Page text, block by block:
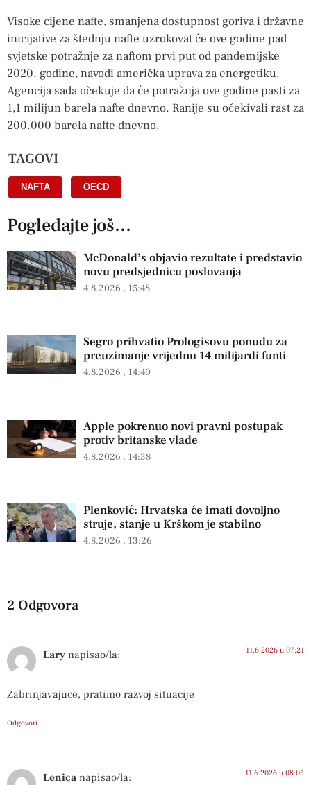
Visoke cijene nafte, smanjena dostupnost goriva i državne
inicijative za štednju nafte uzrokovat će ove godine pad
svjetske potražnje za naftom prvi put od pandemijske
2020. godine, navodi američka uprava za energetiku.
Agencija sada očekuje da će potražnja ove godine pasti za
1,1 milijun barela nafte dnevno. Ranije su očekivali rast za
200.000 barela nafte dnevno.
TAGOVI
NAFTA OECD
Pogledajte još...
McDonald’s objavio rezultate i predstavio
novu predsjednicu poslovanja
4.8.2026 15:48
Segro prihvatio Prologisovu ponudu za
preuzimanje vrijednu 14 milijardi funti
4.8.2026 14:40
Apple pokrenuo novi pravni postupak
protiv britanske vlade
4.8.2026 14:38
Plenković: Hrvatska će imati dovoljno
struje, stanje u Krškom je stabilno
4.8.2026 13:26
2 Odgovora
Lary napisao/la: 11.6.2026 u 07:21
Zabrinjavajuce, pratimo razvoj situacije
Odgovori
Lenica napisao/la: 11.6.2026 u 08:05